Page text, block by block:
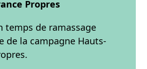
Propres
temps de ramassage
de la campagne Hauts-